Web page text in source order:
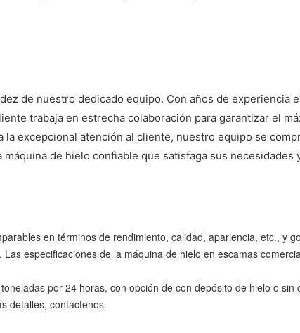
de nuestro dedicado equipo. Con años de experiencia
trabaja en estrecha colaboración para garantizar el
excepcional atención al cliente, nuestro equipo se
de hielo confiable que satisfaga sus
en términos de rendimiento, calidad, apariencia, etc., y
especificaciones de la máquina de hielo en escamas
por 24 horas, con opción de con depósito de hielo o sin
detalles, contáctenos.